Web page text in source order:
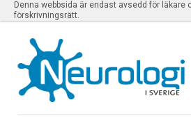
Denna webbsida är endast avsedd för läkare
förskrivningsrätt.